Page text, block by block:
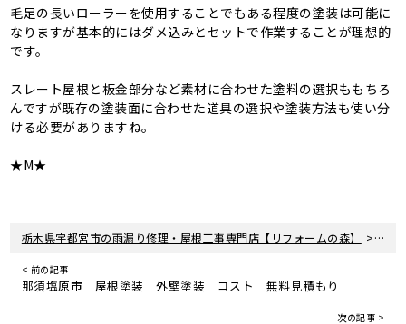
毛足の長いローラーを使用することでもある程度の塗装は可能に
なりますが基本的にはダメ込みとセットで作業することが理想的
です。
スレート屋根と板金部分など素材に合わせた塗料の選択ももちろ
んですが既存の塗装面に合わせた道具の選択や塗装方法も使い分
ける必要がありますね。
★M★
栃木県宇都宮市の雨漏り修理・屋根工事専門店【リフォームの森】 > 新着
< 前の記事
那須塩原市 屋根塗装 外壁塗装 コスト 無料見積もり
次の記事 >